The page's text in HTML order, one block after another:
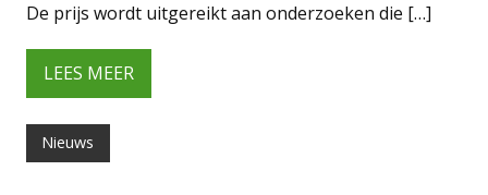
De prijs wordt uitgereikt aan onderzoeken die […]
LEES MEER
Nieuws